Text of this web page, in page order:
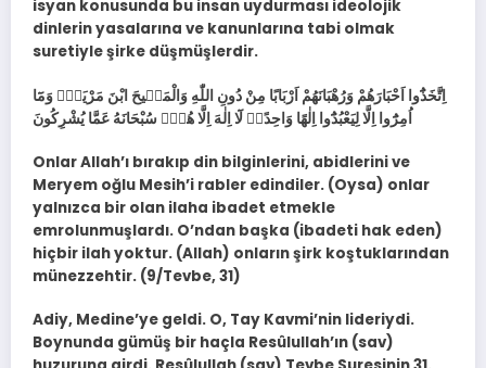
isyan konusunda bu insan uydurması ideolojik
dinlerin yasalarına ve kanunlarına tabi olmak
suretiyle şirke düşmüşlerdir.
اِتَّخَذُٓوا اَحْبَارَهُمْ وَرُهْبَانَهُمْ اَرْبَابًا مِنْ دُونِ اللّٰهِ وَالْمَس۪يحَ ابْنَ مَرْيَمَۚ وَمَٓا
اُمِرُٓوا اِلَّا لِيَعْبُدُٓوا اِلٰهًا وَاحِدًاۚ لَٓا اِلٰهَ اِلَّا هُوَۜ سُبْحَانَهُ عَمَّا يُشْرِكُونَ
Onlar Allah’ı bırakıp din bilginlerini, abidlerini ve
Meryem oğlu Mesih’i rabler edindiler. (Oysa) onlar
yalnızca bir olan ilaha ibadet etmekle
emrolunmuşlardı. O’ndan başka (ibadeti hak eden)
hiçbir ilah yoktur. (Allah) onların şirk koştuklarından
münezzehtir. (9/Tevbe, 31)
Adiy, Medine’ye geldi. O, Tay Kavmi’nin lideriydi.
Boynunda gümüş bir haçla Resûlullah’ın (sav)